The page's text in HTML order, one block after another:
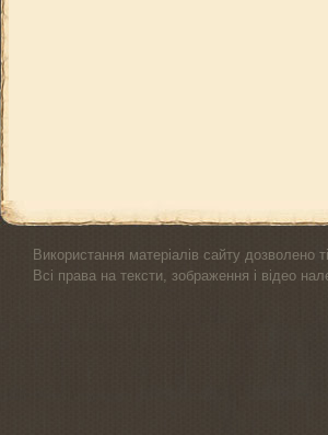
Використання матеріалів сайту дозволено
Всі права на тексти, зображення і відео